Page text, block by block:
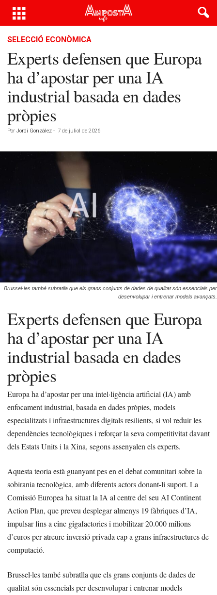
SELECCIÓ ECONÒMICA
Experts defensen que Europa
ha d’apostar per una IA
industrial basada en dades
pròpies
Por Jordi González - 7 de juliol de 2026
Brussel·les també subratlla que els grans conjunts de dades de qualitat són essencials per
desenvolupar i entrenar models avançats.
Experts defensen que Europa
ha d’apostar per una IA
industrial basada en dades
pròpies
Europa ha d’apostar per una intel·ligència artificial (IA) amb
enfocament industrial, basada en dades pròpies, models
especialitzats i infraestructures digitals resilients, si vol reduir les
dependències tecnològiques i reforçar la seva competitivitat davant
dels Estats Units i la Xina, segons assenyalen els experts.
Aquesta teoria està guanyant pes en el debat comunitari sobre la
sobirania tecnològica, amb diferents actors donant-li suport. La
Comissió Europea ha situat la IA al centre del seu AI Continent
Action Plan, que preveu desplegar almenys 19 fàbriques d’IA,
impulsar fins a cinc gigafactories i mobilitzar 20.000 milions
d’euros per atreure inversió privada cap a grans infraestructures de
computació.
Brussel·les també subratlla que els grans conjunts de dades de
qualitat són essencials per desenvolupar i entrenar models